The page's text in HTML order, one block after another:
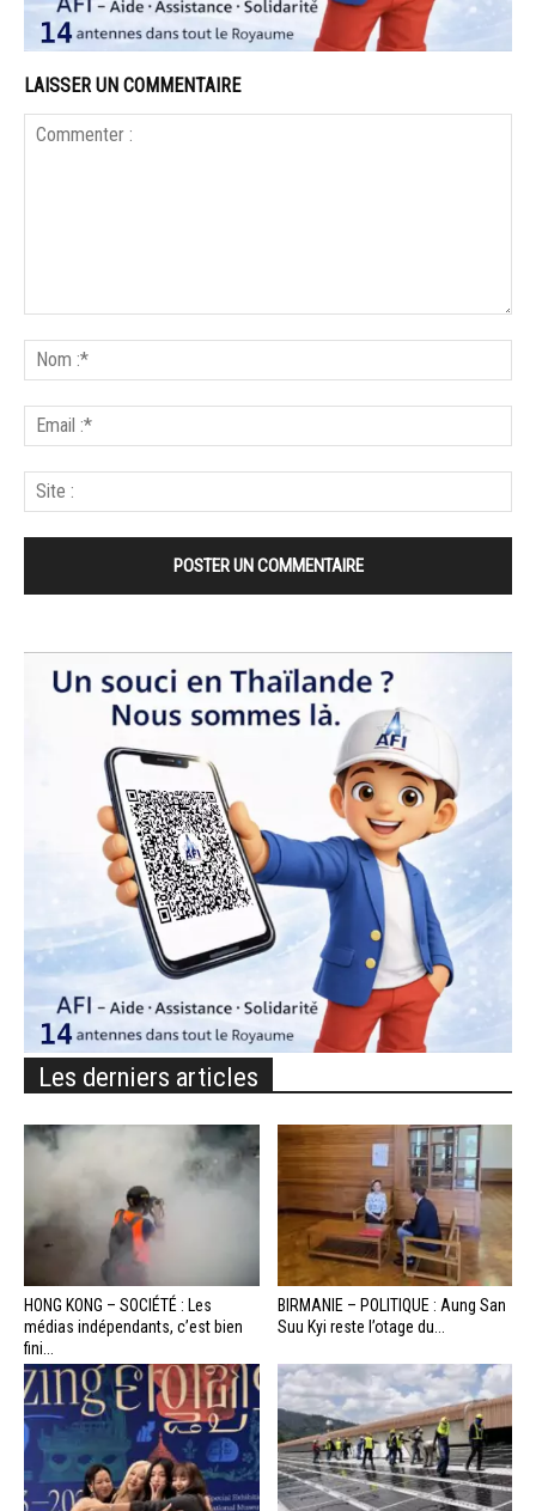
LAISSER UN COMMENTAIRE
Les derniers articles
HONG KONG – SOCIÉTÉ : Les
médias indépendants, c’est bien
fini...
BIRMANIE – POLITIQUE : Aung San
Suu Kyi reste l’otage du...